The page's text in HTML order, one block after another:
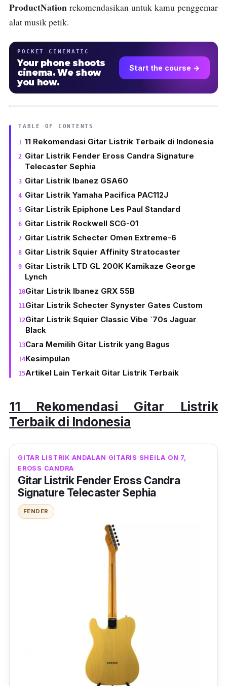
ProductNation rekomendasikan untuk kamu penggemar
alat musik petik.
POCKET CINEMATIC
Your phone shoots
cinema. We show
you how.
Start the course →
TABLE OF CONTENTS
11 Rekomendasi Gitar Listrik Terbaik di Indonesia
Gitar Listrik Fender Eross Candra Signature
Telecaster Sephia
Gitar Listrik Ibanez GSA60
Gitar Listrik Yamaha Pacifica PAC112J
Gitar Listrik Epiphone Les Paul Standard
Gitar Listrik Rockwell SCG-01
Gitar Listrik Schecter Omen Extreme-6
Gitar Listrik Squier Affinity Stratocaster
Gitar Listrik LTD GL 200K Kamikaze George
Lynch
Gitar Listrik Ibanez GRX 55B
Gitar Listrik Schecter Synyster Gates Custom
Gitar Listrik Squier Classic Vibe `70s Jaguar
Black
Cara Memilih Gitar Listrik yang Bagus
Kesimpulan
Artikel Lain Terkait Gitar Listrik Terbaik
11 Rekomendasi Gitar Listrik
Terbaik di Indonesia
GITAR LISTRIK ANDALAN GITARIS SHEILA ON 7,
EROSS CANDRA
Gitar Listrik Fender Eross Candra
Signature Telecaster Sephia
FENDER